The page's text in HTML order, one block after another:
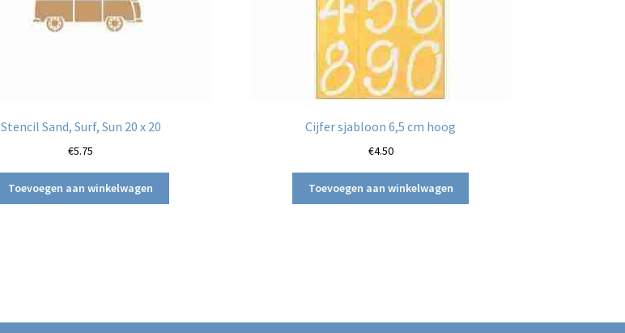
Stencil Sand, Surf, Sun 20 x 20
€5.75
Toevoegen aan winkelwagen
Cijfer sjabloon 6,5 cm hoog
€4.50
Toevoegen aan winkelwagen